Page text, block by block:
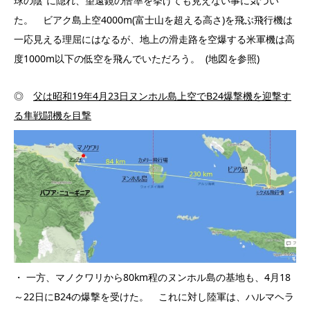
た。 ビアク島上空4000m(富士山を超える高さ)を飛ぶ飛行機は
一応見える理屈にはなるが、地上の滑走路を空爆する米軍機は高
度1000m以下の低空を飛んでいただろう。 (地図を参照)
◎ 父は昭和19年4月 23日ヌンホル島上空でB24爆撃機を迎撃す
る隼戦闘機を目撃
・ 一方、マノクワリから80km程のヌンホル島の基地も、4月18
～22日にB24の爆撃を受けた。 これに対し陸軍は、ハルマヘラ